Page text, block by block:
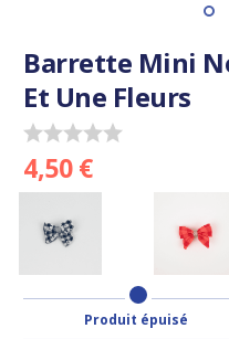
Barrette Mini
Et Une Fleurs
4,50 €
Produit épuisé